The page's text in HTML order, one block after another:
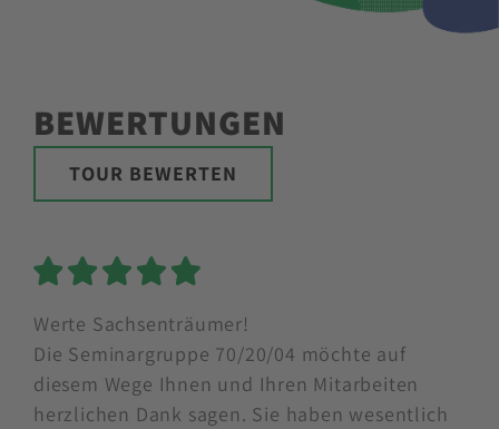
BEWERTUNGEN
TOUR BEWERTEN
Werte Sachsenträumer!
Die Seminargruppe 70/20/04 möchte auf
diesem Wege Ihnen und Ihren Mitarbeiten
herzlichen Dank sagen. Sie haben wesentlich